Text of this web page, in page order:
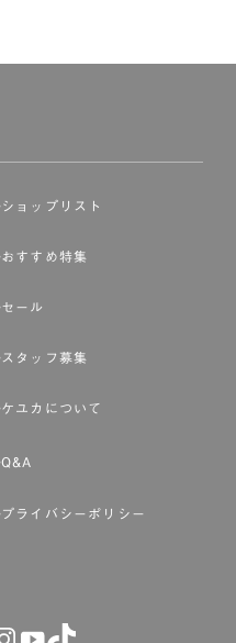
ショップリスト
おすすめ特集
セール
スタッフ募集
ケユカについて
Q&A
プライバシーポリシー